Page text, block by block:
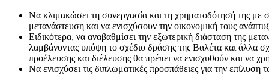
Να κλιμακώσει τη συνεργασία και τη χρηματοδότησή της με
μετανάστευση και να ενισχύσουν την οικονομική τους
Ειδικότερα, να αναβαθμίσει την εξωτερική διάσταση της
λαμβάνοντας υπόψη το σχέδιο δράσης της Βαλέτα και άλλα
προέλευσης και διέλευσης θα πρέπει να ενισχυθούν και να
Να ενισχύσει τις διπλωματικές προσπάθειες για την επίλυση